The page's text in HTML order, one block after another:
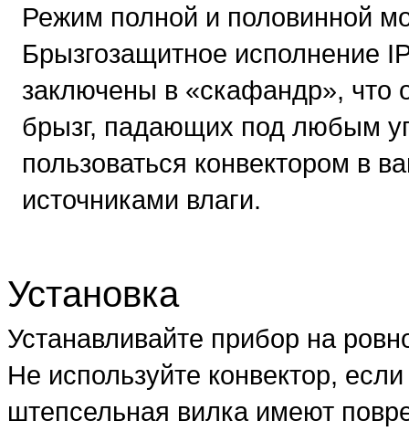
Режим полной и половинной
Брызгозащитное исполнение
заключены в «скафандр», что
брызг, падающих под любым
пользоваться конвектором в
источниками влаги.
Установка
Устанавливайте прибор на
Не используйте конвектор,
штепсельная вилка имеют